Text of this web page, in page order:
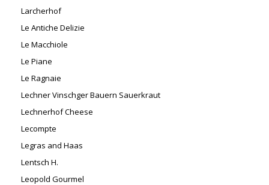
Larcherhof
Le Antiche Delizie
Le Macchiole
Le Piane
Le Ragnaie
Lechner Vinschger Bauern Sauerkraut
Lechnerhof Cheese
Lecompte
Legras and Haas
Lentsch H.
Leopold Gourmel